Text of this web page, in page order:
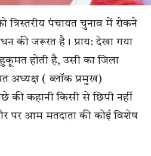
त्रिस्तरीय पंचायत चुनाव में रोकने
की जरूरत है। प्राय: देखा गया
होती है, उसी का जिला
अध्यक्ष ( ब्लॉक प्रमुख)
की कहानी किसी से छिपी नहीं
पर आम मतदाता की कोई विशेष